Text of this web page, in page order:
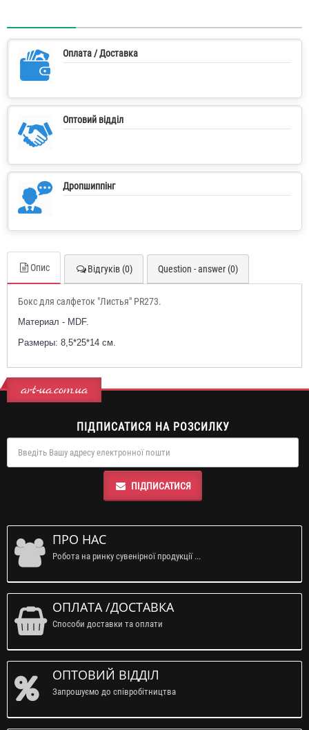
Оплата / Доставка
Оптовий відділ
Дропшиппінг
Опис Відгуків (0) Question - answer (0)
Бокс для салфеток "Листья" PR273.
Материал - MDF.
Размеры: 8,5*25*14 см.
art-ua.com.ua
ПІДПИСАТИСЯ НА РОЗСИЛКУ
ПІДПИСАТИСЯ
ПРО НАС
Робота на ринку сувенірної продукції ...
ОПЛАТА /ДОСТАВКА
Способи доставки та оплати
ОПТОВИЙ ВІДДІЛ
Запрошуємо до співробітництва